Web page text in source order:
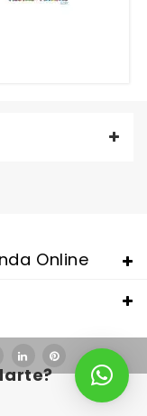
Online
all kinds of gifts,